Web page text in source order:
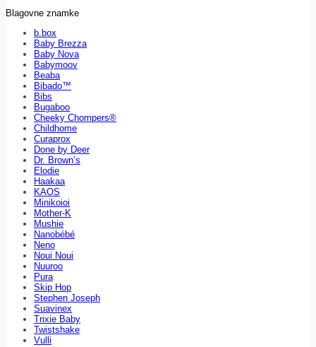
Blagovne znamke
b.box
Baby Brezza
Baby Nova
Babymoov
Beaba
Bibado™
Bibs
Bugaboo
Cheeky Chompers®
Childhome
Curaprox
Done by Deer
Dr. Brown’s
Elodie
Haakaa
KAOS
Minikoioi
Mother-K
Mushie
Nanobébé
Neno
Noui Noui
Nuuroo
Pura
Skip Hop
Stephen Joseph
Suavinex
Trixie Baby
Twistshake
Vulli